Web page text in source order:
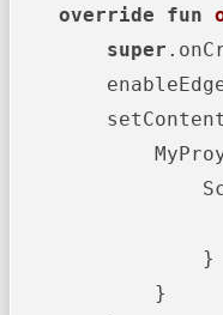
override
fun
super
                }
            }